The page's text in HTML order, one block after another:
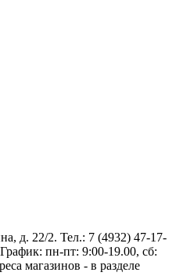
д. 22/2. Тел.: 7 (4932) 47-17-
пн-пт: 9:00-19.00, сб:
магазинов - в разделе